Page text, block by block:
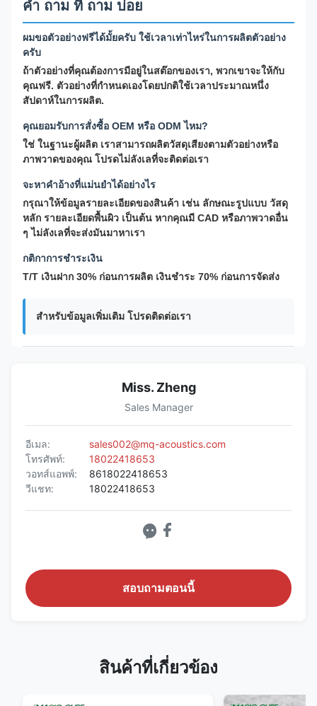
คํา ถาม ที่ ถาม บ่อย
ผมขอตัวอย่างฟรีได้มั้ยครับ ใช้เวลาเท่าไหร่ในการผลิตตัวอย่าง
ครับ
ถ้าตัวอย่างที่คุณต้องการมีอยู่ในสต๊อกของเรา, พวกเขาจะให้กับ
คุณฟรี. ตัวอย่างที่กําหนดเองโดยปกติใช้เวลาประมาณหนึ่ง
สัปดาห์ในการผลิต.
คุณยอมรับการสั่งซื้อ OEM หรือ ODM ไหม?
ใช่ ในฐานะผู้ผลิต เราสามารถผลิตวัสดุเสียงตามตัวอย่างหรือ
ภาพวาดของคุณ โปรดไม่ลังเลที่จะติดต่อเรา
จะหาคําอ้างที่แม่นยําได้อย่างไร
กรุณาให้ข้อมูลรายละเอียดของสินค้า เช่น ลักษณะรูปแบบ วัสดุ
หลัก รายละเอียดพื้นผิว เป็นต้น หากคุณมี CAD หรือภาพวาดอื่น
ๆ ไม่ลังเลที่จะส่งมันมาหาเรา
กติกาการชําระเงิน
T/T เงินฝาก 30% ก่อนการผลิต เงินชําระ 70% ก่อนการจัดส่ง
สําหรับข้อมูลเพิ่มเติม โปรดติดต่อเรา
Miss. Zheng
Sales Manager
อีเมล:
sales002@mq-acoustics.com
โทรศัพท์:
18022418653
วอทส์แอพพ์:
8618022418653
วีแชท:
18022418653
สอบถามตอนนี้
สินค้าที่เกี่ยวข้อง